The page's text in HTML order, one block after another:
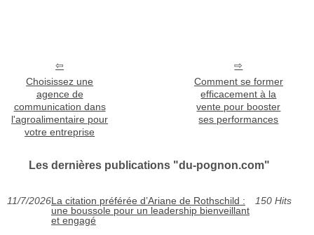
Choisissez une
agence de
communication dans
l'agroalimentaire pour
votre entreprise
Comment se former
efficacement à la
vente pour booster
ses performances
Les dernières publications "du-pognon.com"
11/7/2026La citation préférée d’Ariane de Rothschild :
une boussole pour un leadership bienveillant
et engagé
150 Hits